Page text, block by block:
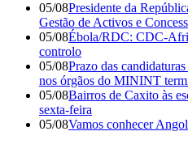
05/08Presidente da
Gestão de Activos e
05/08Ébola/RDC: CDC-
controlo
05/08Prazo das
nos órgãos do MININT
05/08Bairros de Caxito às
sexta-feira
05/08Vamos conhecer